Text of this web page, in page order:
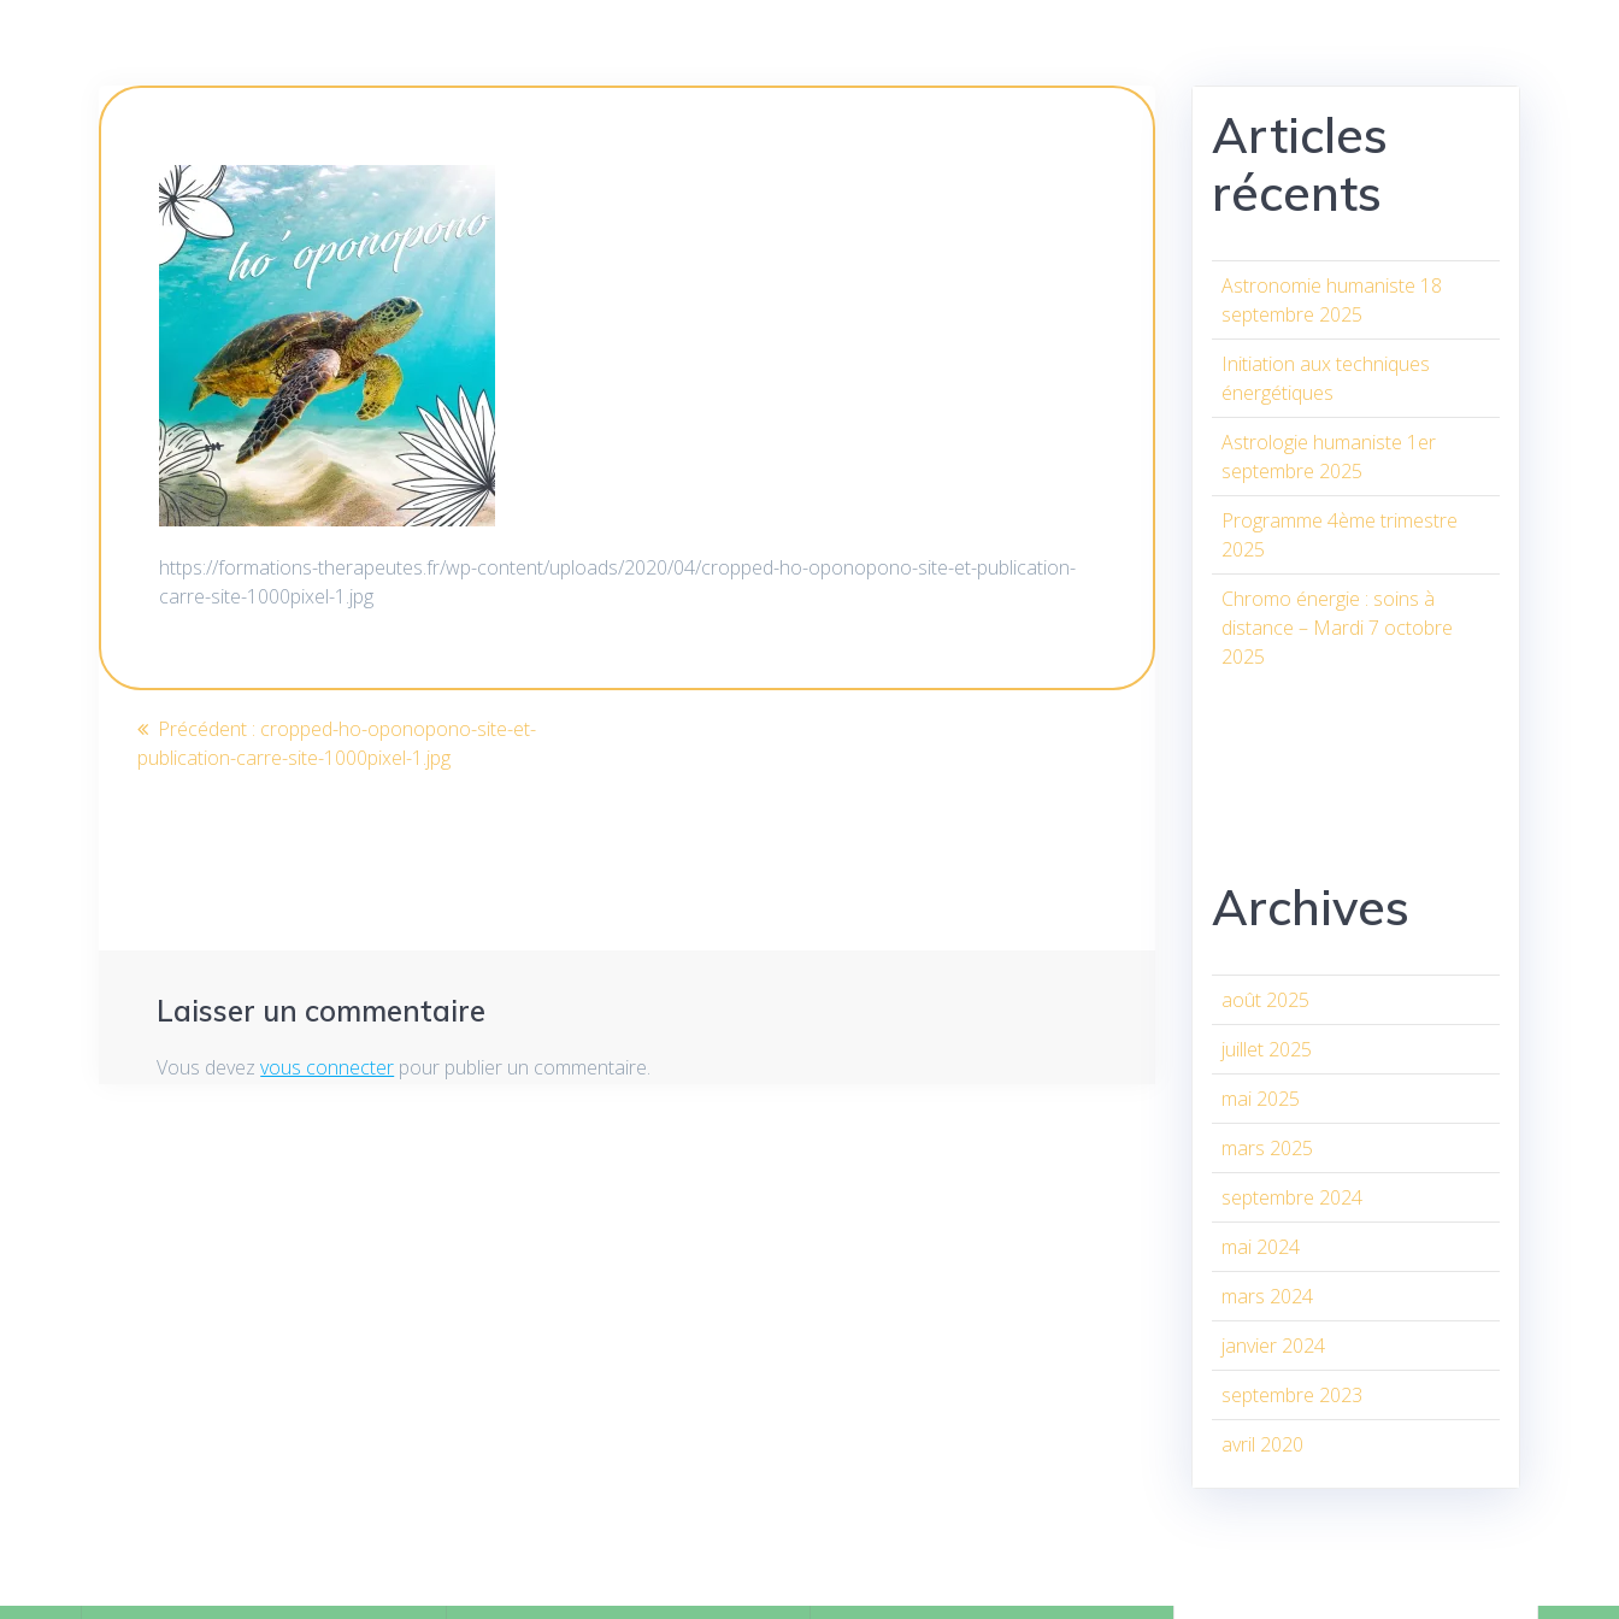
https://formations-therapeutes.fr/wp-content/uploads/2020/04/cropped-ho-oponopono-site-et-publication-
carre-site-1000pixel-1.jpg
Navigation
de
Précédent : Article
précédent
cropped-ho-oponopono-site-et-
publication-carre-site-1000pixel-1.jpg
Laisser un commentaire
Vous devezvous connecter pour publier un commentaire.
Articles
récents
Astronomie humaniste 18
septembre 2025
Initiation aux techniques
énergétiques
Astrologie humaniste 1er
septembre 2025
Programme 4ème trimestre
2025
Chromo énergie : soins à
distance – Mardi 7 octobre
2025
Archives
août 2025
juillet 2025
mai 2025
mars 2025
septembre 2024
mai 2024
mars 2024
janvier 2024
septembre 2023
avril 2020